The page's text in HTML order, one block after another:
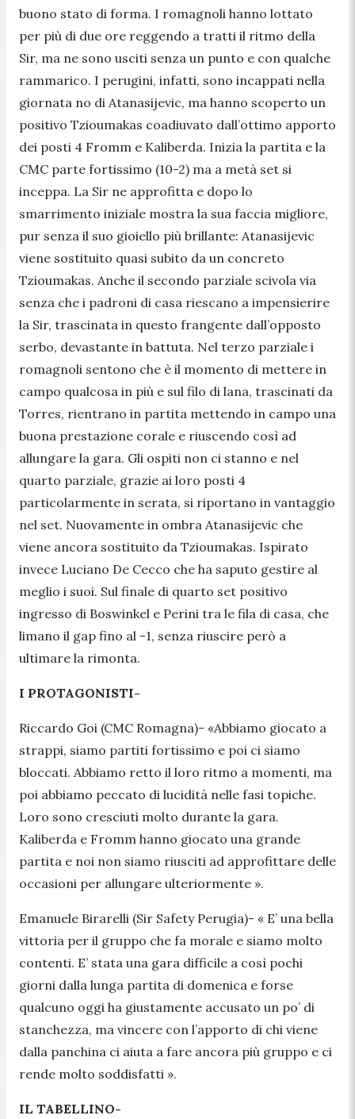
buono stato di forma. I romagnoli hanno lottato
per più di due ore reggendo a tratti il ritmo della
Sir, ma ne sono usciti senza un punto e con qualche
rammarico. I perugini, infatti, sono incappati nella
giornata no di Atanasijevic, ma hanno scoperto un
positivo Tzioumakas coadiuvato dall’ottimo apporto
dei posti 4 Fromm e Kaliberda. Inizia la partita e la
CMC parte fortissimo (10-2) ma a metà set si
inceppa. La Sir ne approfitta e dopo lo
smarrimento iniziale mostra la sua faccia migliore,
pur senza il suo gioiello più brillante: Atanasijevic
viene sostituito quasi subito da un concreto
Tzioumakas. Anche il secondo parziale scivola via
senza che i padroni di casa riescano a impensierire
la Sir, trascinata in questo frangente dall’opposto
serbo, devastante in battuta. Nel terzo parziale i
romagnoli sentono che è il momento di mettere in
campo qualcosa in più e sul filo di lana, trascinati da
Torres, rientrano in partita mettendo in campo una
buona prestazione corale e riuscendo così ad
allungare la gara. Gli ospiti non ci stanno e nel
quarto parziale, grazie ai loro posti 4
particolarmente in serata, si riportano in vantaggio
nel set. Nuovamente in ombra Atanasijevic che
viene ancora sostituito da Tzioumakas. Ispirato
invece Luciano De Cecco che ha saputo gestire al
meglio i suoi. Sul finale di quarto set positivo
ingresso di Boswinkel e Perini tra le fila di casa, che
limano il gap fino al -1, senza riuscire però a
ultimare la rimonta.
I PROTAGONISTI-
Riccardo Goi (CMC Romagna)- «Abbiamo giocato a
strappi, siamo partiti fortissimo e poi ci siamo
bloccati. Abbiamo retto il loro ritmo a momenti, ma
poi abbiamo peccato di lucidità nelle fasi topiche.
Loro sono cresciuti molto durante la gara.
Kaliberda e Fromm hanno giocato una grande
partita e noi non siamo riusciti ad approfittare delle
occasioni per allungare ulteriormente ».
Emanuele Birarelli (Sir Safety Perugia)- « E’ una bella
vittoria per il gruppo che fa morale e siamo molto
contenti. E’ stata una gara difficile a così pochi
giorni dalla lunga partita di domenica e forse
qualcuno oggi ha giustamente accusato un po’ di
stanchezza, ma vincere con l’apporto di chi viene
dalla panchina ci aiuta a fare ancora più gruppo e ci
rende molto soddisfatti ».
IL TABELLINO-